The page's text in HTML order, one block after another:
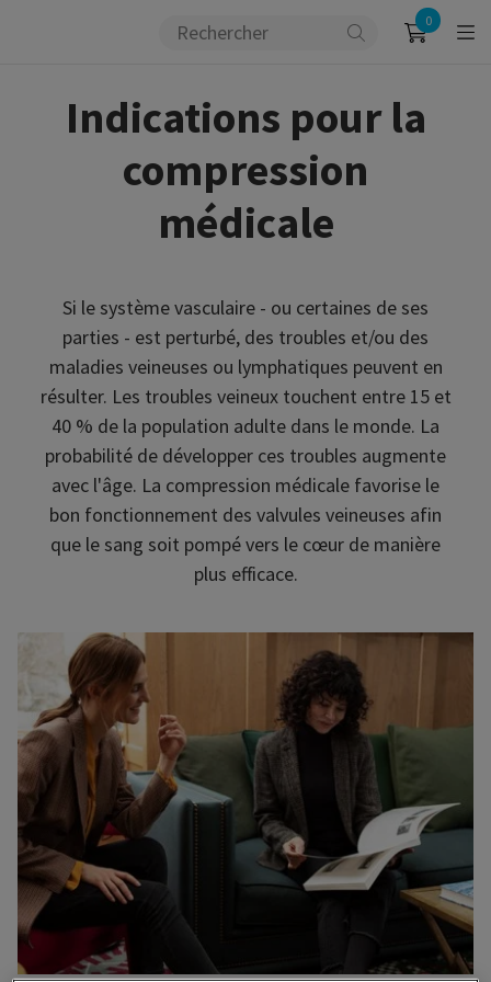
0
Indications pour la
compression
médicale
Si le système vasculaire - ou certaines de ses
parties - est perturbé, des troubles et/ou des
maladies veineuses ou lymphatiques peuvent en
résulter. Les troubles veineux touchent entre 15 et
40 % de la population adulte dans le monde. La
probabilité de développer ces troubles augmente
avec l'âge. La compression médicale favorise le
bon fonctionnement des valvules veineuses afin
que le sang soit pompé vers le cœur de manière
plus efficace.